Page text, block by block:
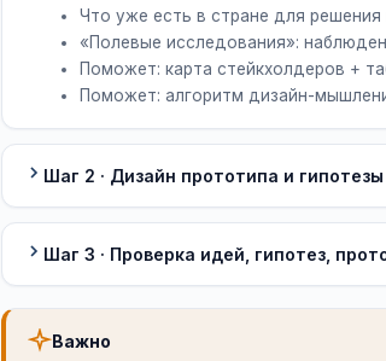
Что уже есть в стране для
«Полевые исследования»:
Поможет: карта стейкхолдеров +
Поможет: алгоритм дизайн-
Шаг 2 · Дизайн прототипа и гипотезы
Шаг 3 · Проверка идей, гипотез,
Важно